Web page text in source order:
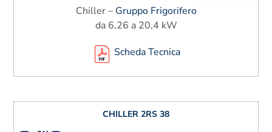
Chiller – Gruppo Frigorifero
da 6,26 a 20,4 kW
Scheda Tecnica
CHILLER 2RS 38